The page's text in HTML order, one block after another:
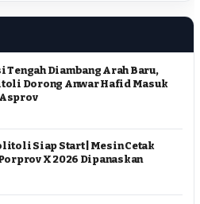
Tengah Diambang Arah Baru,
Dorong Anwar Hafid Masuk
Siap Start | Mesin Cetak
X 2026 Dipanaskan